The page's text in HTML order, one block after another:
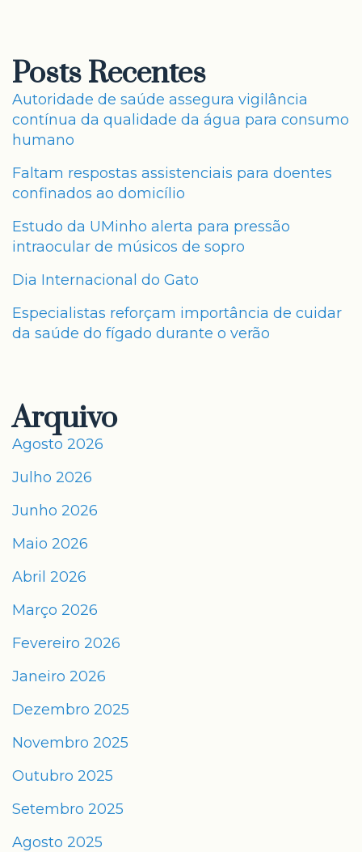
Posts Recentes
Autoridade de saúde assegura vigilância
contínua da qualidade da água para consumo
humano
Faltam respostas assistenciais para doentes
confinados ao domicílio
Estudo da UMinho alerta para pressão
intraocular de músicos de sopro
Dia Internacional do Gato
Especialistas reforçam importância de cuidar
da saúde do fígado durante o verão
Arquivo
Agosto 2026
Julho 2026
Junho 2026
Maio 2026
Abril 2026
Março 2026
Fevereiro 2026
Janeiro 2026
Dezembro 2025
Novembro 2025
Outubro 2025
Setembro 2025
Agosto 2025